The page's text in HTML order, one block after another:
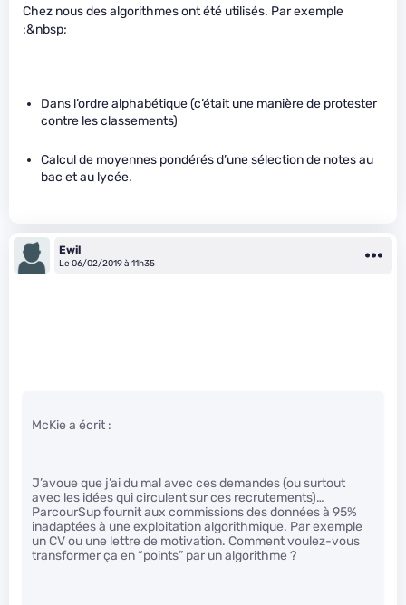
Chez nous des algorithmes ont été utilisés. Par exemple
:&nbsp;
Dans l’ordre alphabétique (c’était une manière de protester
contre les classements)
Calcul de moyennes pondérés d’une sélection de notes au
bac et au lycée.
Ewil
Le 06/02/2019 à 11h35
McKie a écrit :
J’avoue que j’ai du mal avec ces demandes (ou surtout
avec les idées qui circulent sur ces recrutements)…
ParcourSup fournit aux commissions des données à 95%
inadaptées à une exploitation algorithmique. Par exemple
un CV ou une lettre de motivation. Comment voulez-vous
transformer ça en “points” par un algorithme ?